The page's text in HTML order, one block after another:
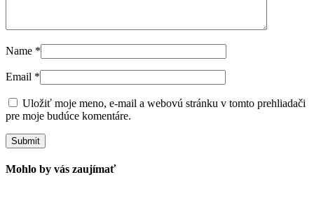
Name *
Email *
Uložiť moje meno, e-mail a webovú stránku v tomto prehliadači
pre moje budúce komentáre.
Mohlo by vás zaujímať